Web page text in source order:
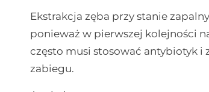
Ekstrakcja zęba przy stanie
ponieważ w pierwszej kolejności
często musi stosować antybiotyk i
zabiegu.